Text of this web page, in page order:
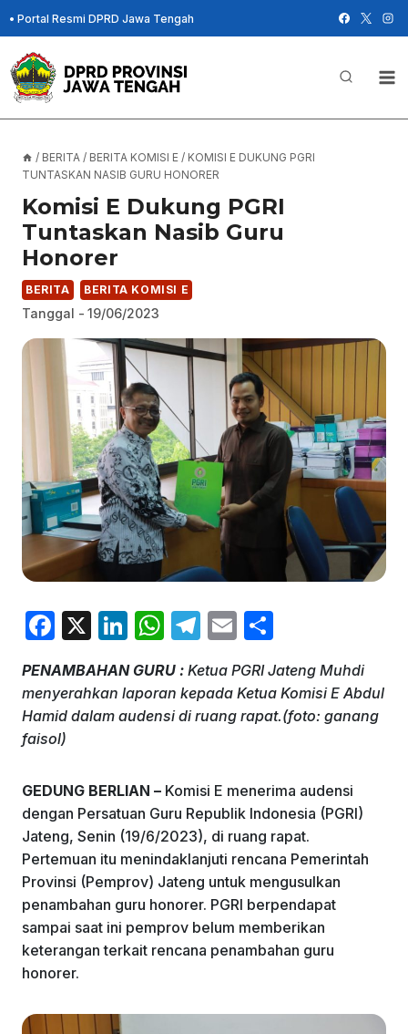
Skip
to
content
• Portal Resmi DPRD Jawa Tengah
/ BERITA / BERITA KOMISI E / KOMISI E DUKUNG PGRI
TUNTASKAN NASIB GURU HONORER
Komisi E Dukung PGRI
Tuntaskan Nasib Guru
Honorer
BERITA BERITA KOMISI E
Tanggal - 19/06/2023
F
c
e
b
o
k
X
Li
k
e
W
at
s
p
T
e
gr
E
ai
l
ar
e
PENAMBAHAN GURU : Ketua PGRI Jateng Muhdi
menyerahkan laporan kepada Ketua Komisi E Abdul
Hamid dalam audensi di ruang rapat.(foto: ganang
faisol)
GEDUNG BERLIAN – Komisi E menerima audensi
dengan Persatuan Guru Republik Indonesia (PGRI)
Jateng, Senin (19/6/2023), di ruang rapat.
Pertemuan itu menindaklanjuti rencana Pemerintah
Provinsi (Pemprov) Jateng untuk mengusulkan
penambahan guru honorer. PGRI berpendapat
sampai saat ini pemprov belum memberikan
keterangan terkait rencana penambahan guru
honorer.